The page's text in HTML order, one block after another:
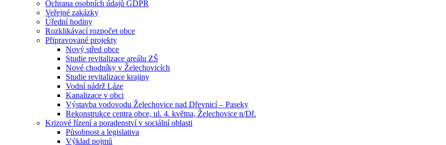
Ochrana osobních údajů GDPR
Veřejné zakázky
Úřední hodiny
Rozklikávací rozpočet obce
Připravované projekty
Nový střed obce
Studie revitalizace areálu ZŠ
Nové chodníky v Želechovicích
Studie revitalizace krajiny
Vodní nádrž Láze
Kanalizace v obci
Výstavba vodovodu Želechovice nad Dřevnicí – Paseky
Rekonstrukce centra obce, ul. 4. května, Želechovice n/Dř.
Krizové řízení a poradenství v sociální oblasti
Působnost a legislativa
Výklad pojmů